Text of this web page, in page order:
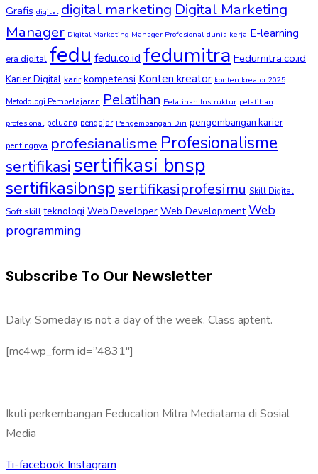
Grafis digital digital marketing Digital Marketing
Manager Digital Marketing Manager Profesional dunia kerja E-learning
era digital fedu fedu.co.id fedumitra Fedumitra.co.id
Karier Digital karir kompetensi Konten kreator konten kreator 2025
Metodologi Pembelajaran Pelatihan Pelatihan Instruktur pelatihan
profesional peluang pengajar Pengembangan Diri pengembangan karier
pentingnya profesianalisme Profesionalisme
sertifikasi sertifikasi bnsp
sertifikasibnsp sertifikasiprofesimu Skill Digital
Soft skill teknologi Web Developer Web Development Web
programming
Subscribe To Our Newsletter
Daily. Someday is not a day of the week. Class aptent.
[mc4wp_form id=”4831″]
Ikuti perkembangan Feducation Mitra Mediatama di Sosial
Media
Ti-facebook Instagram